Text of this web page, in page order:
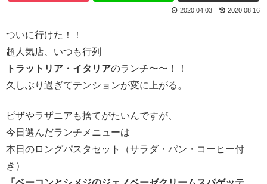
2020.08.16
2020.04.03
ついに行けた！！
超人気店、いつも行列
トラットリア・イタリアのランチ〜〜！！
久しぶり過ぎてテンションが変に上がる。
ピザやラザニアも捨てがたいんですが、
今日選んだランチメニューは
本日のロングパスタセット（サラダ・パン・コーヒー付
き）